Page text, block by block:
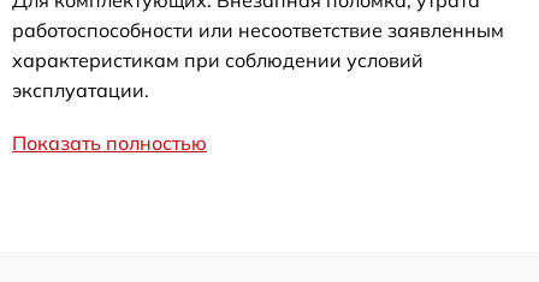
работоспособности или несоответствие заявленным
характеристикам при соблюдении условий
эксплуатации.
Показать полностью